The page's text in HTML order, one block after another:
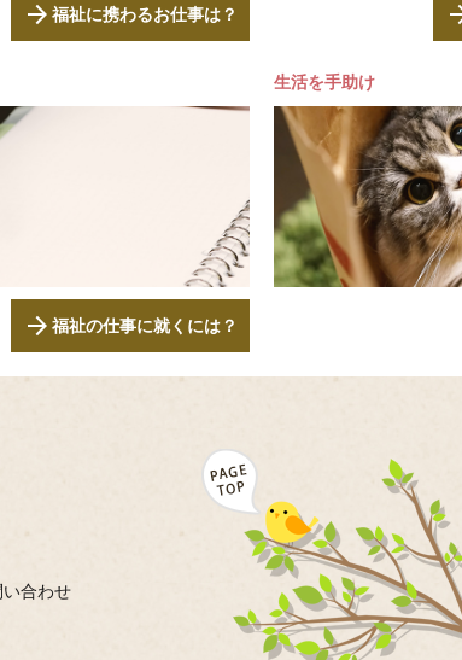
arrow_forward 福祉に携わるお仕事は？
arrow_forward 福祉の仕事に就くには？
生活を手助け
い合わせ